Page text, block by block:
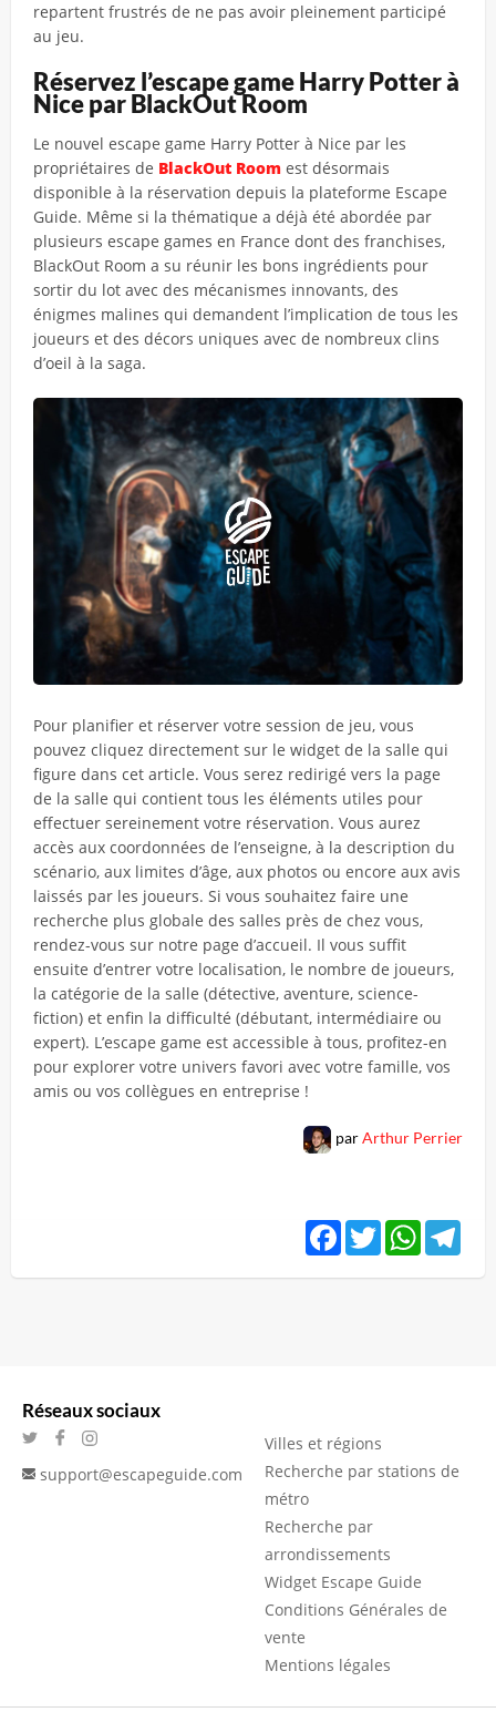
repartent frustrés de ne pas avoir pleinement participé
au jeu.
Réservez l’escape game Harry Potter à
Nice par BlackOut Room
Le nouvel escape game Harry Potter à Nice par les
propriétaires de BlackOut Room est désormais
disponible à la réservation depuis la plateforme Escape
Guide. Même si la thématique a déjà été abordée par
plusieurs escape games en France dont des franchises,
BlackOut Room a su réunir les bons ingrédients pour
sortir du lot avec des mécanismes innovants, des
énigmes malines qui demandent l’implication de tous les
joueurs et des décors uniques avec de nombreux clins
d’oeil à la saga.
Pour planifier et réserver votre session de jeu, vous
pouvez cliquez directement sur le widget de la salle qui
figure dans cet article. Vous serez redirigé vers la page
de la salle qui contient tous les éléments utiles pour
effectuer sereinement votre réservation. Vous aurez
accès aux coordonnées de l’enseigne, à la description du
scénario, aux limites d’âge, aux photos ou encore aux avis
laissés par les joueurs. Si vous souhaitez faire une
recherche plus globale des salles près de chez vous,
rendez-vous sur notre page d’accueil. Il vous suffit
ensuite d’entrer votre localisation, le nombre de joueurs,
la catégorie de la salle (détective, aventure, science-
fiction) et enfin la difficulté (débutant, intermédiaire ou
expert). L’escape game est accessible à tous, profitez-en
pour explorer votre univers favori avec votre famille, vos
amis ou vos collègues en entreprise !
parArthur Perrier
FacebookTwitterWhatsApp
Réseaux sociaux
support@escapeguide.com
Villes et régions
Recherche par stations de
métro
Recherche par
arrondissements
Widget Escape Guide
Conditions Générales de
vente
Mentions légales